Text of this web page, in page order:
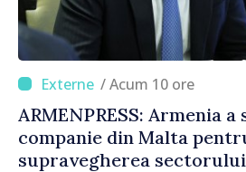
/ Acum 10 ore
ARMENPRESS: Armenia
companie din Malta
supravegherea